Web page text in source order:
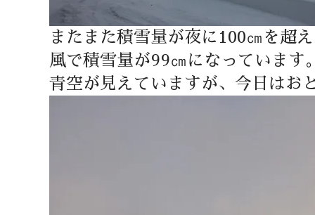
またまた積雪量が夜に100㎝を超
風で積雪量が99㎝になっています
青空が見えていますが、今日はお